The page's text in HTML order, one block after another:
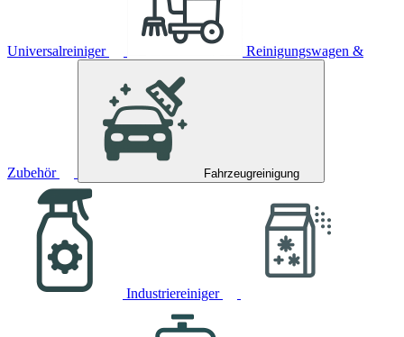
Universalreiniger Reinigungswagen &
Zubehör Fahrzeugreinigung
Industriereiniger